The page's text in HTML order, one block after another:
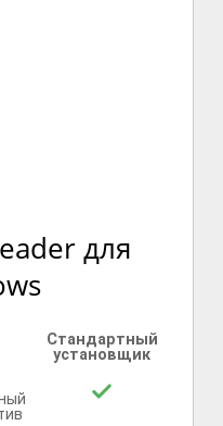
для
Стандартный
установщик